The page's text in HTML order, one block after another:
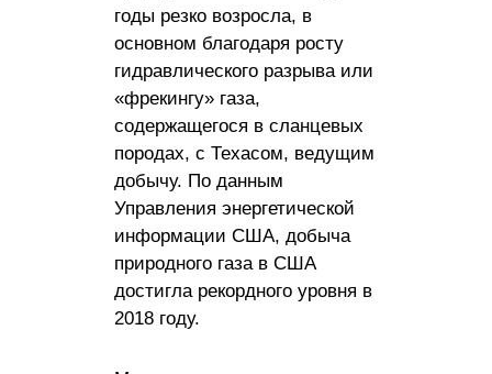
годы резко возросла, в
основном благодаря росту
гидравлического разрыва или
«фрекингу» газа,
содержащегося в сланцевых
породах, с Техасом, ведущим
добычу. По данным
Управления энергетической
информации США, добыча
природного газа в США
достигла рекордного уровня в
2018 году.